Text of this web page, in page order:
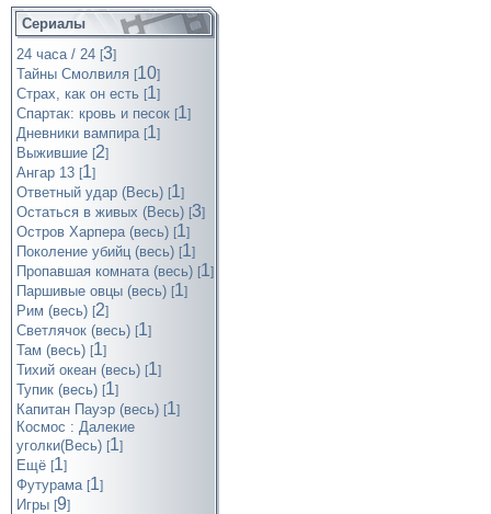
Сериалы
24 часа / 24 [3]
Тайны Смолвиля [10]
Страх, как он есть [1]
Спартак: кровь и песок [1]
Дневники вампира [1]
Выжившие [2]
Ангар 13 [1]
Ответный удар (Весь) [1]
Остаться в живых (Весь) [3]
Остров Харпера (весь) [1]
Поколение убийц (весь) [1]
Пропавшая комната (весь) [1]
Паршивые овцы (весь) [1]
Рим (весь) [2]
Светлячок (весь) [1]
Там (весь) [1]
Тихий океан (весь) [1]
Тупик (весь) [1]
Капитан Пауэр (весь) [1]
Космос : Далекие
уголки(Весь) [1]
Ещё [1]
Футурама [1]
Игры [9]